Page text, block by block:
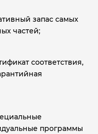
запас самых
частей;
соответствия,
программы